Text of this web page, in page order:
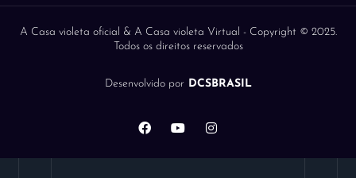
A Casa violeta oficial & A Casa violeta Virtual - Copyright © 2025.
Todos os direitos reservados
Desenvolvido porDCSBRASIL
F
a
e
Y
o
t
I
n
t